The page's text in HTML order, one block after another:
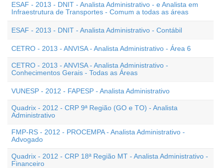
ESAF - 2013 - DNIT - Analista Administrativo - e Analista em
Infraestrutura de Transportes - Comum a todas as áreas
ESAF - 2013 - DNIT - Analista Administrativo - Contábil
CETRO - 2013 - ANVISA - Analista Administrativo - Área 6
CETRO - 2013 - ANVISA - Analista Administrativo -
Conhecimentos Gerais - Todas as Áreas
VUNESP - 2012 - FAPESP - Analista Administrativo
Quadrix - 2012 - CRP 9ª Região (GO e TO) - Analista
Administrativo
FMP-RS - 2012 - PROCEMPA - Analista Administrativo -
Advogado
Quadrix - 2012 - CRP 18ª Região MT - Analista Administrativo -
Financeiro